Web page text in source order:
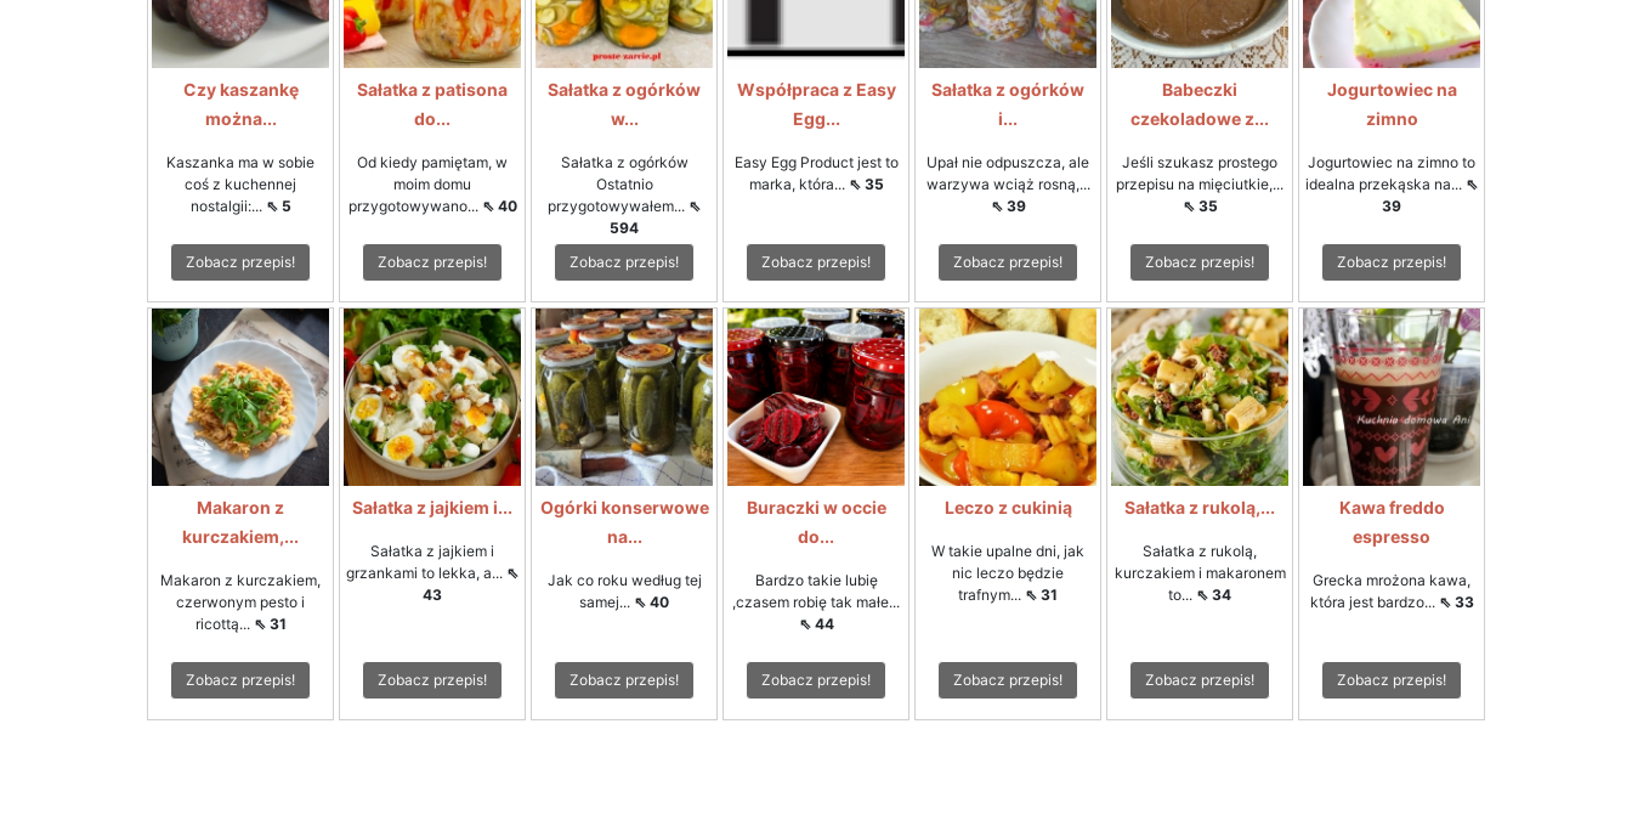
Czy kaszankę
można...
Kaszanka ma w sobie
coś z kuchennej
nostalgii:... ⇖ 5
Zobacz przepis!
Sałatka z patisona
do...
Od kiedy pamiętam, w
moim domu
przygotowywano... ⇖ 40
Zobacz przepis!
Sałatka z ogórków
w...
Sałatka z ogórków
Ostatnio
przygotowywałem... ⇖
594
Zobacz przepis!
Współpraca z Easy
Egg...
Easy Egg Product jest to
marka, która... ⇖ 35
Zobacz przepis!
Sałatka z ogórków
i...
Upał nie odpuszcza, ale
warzywa wciąż rosną,...
⇖ 39
Zobacz przepis!
Babeczki
czekoladowe z...
Jeśli szukasz prostego
przepisu na mięciutkie,...
⇖ 35
Zobacz przepis!
Jogurtowiec na
zimno
Jogurtowiec na zimno to
idealna przekąska na... ⇖
39
Zobacz przepis!
Makaron z
kurczakiem,...
Makaron z kurczakiem,
czerwonym pesto i
ricottą... ⇖ 31
Zobacz przepis!
Sałatka z jajkiem i...
Sałatka z jajkiem i
grzankami to lekka, a... ⇖
43
Zobacz przepis!
Ogórki konserwowe
na...
Jak co roku według tej
samej... ⇖ 40
Zobacz przepis!
Buraczki w occie
do...
Bardzo takie lubię
,czasem robię tak małe...
⇖ 44
Zobacz przepis!
Leczo z cukinią
W takie upalne dni, jak
nic leczo będzie
trafnym... ⇖ 31
Zobacz przepis!
Sałatka z rukolą,...
Sałatka z rukolą,
kurczakiem i makaronem
to... ⇖ 34
Zobacz przepis!
Kawa freddo
espresso
Grecka mrożona kawa,
która jest bardzo... ⇖ 33
Zobacz przepis!